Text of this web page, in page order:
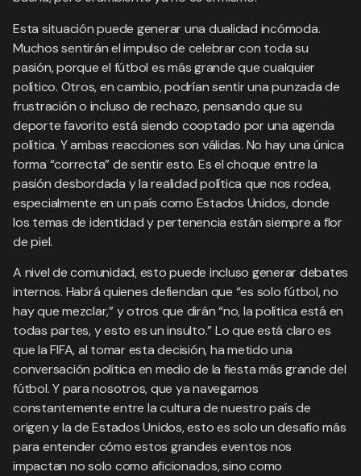
Esta situación puede generar una dualidad incómoda.
Muchos sentirán el impulso de celebrar con toda su
pasión, porque el fútbol es más grande que cualquier
político. Otros, en cambio, podrían sentir una punzada de
frustración o incluso de rechazo, pensando que su
deporte favorito está siendo cooptado por una agenda
política. Y ambas reacciones son válidas. No hay una única
forma “correcta” de sentir esto. Es el choque entre la
pasión desbordada y la realidad política que nos rodea,
especialmente en un país como Estados Unidos, donde
los temas de identidad y pertenencia están siempre a flor
de piel.
A nivel de comunidad, esto puede incluso generar debates
internos. Habrá quienes defiendan que “es solo fútbol, no
hay que mezclar,” y otros que dirán “no, la política está en
todas partes, y esto es un insulto.” Lo que está claro es
que la FIFA, al tomar esta decisión, ha metido una
conversación política en medio de la fiesta más grande del
fútbol. Y para nosotros, que ya navegamos
constantemente entre la cultura de nuestro país de
origen y la de Estados Unidos, esto es solo un desafío más
para entender cómo estos grandes eventos nos
impactan no solo como aficionados, sino como